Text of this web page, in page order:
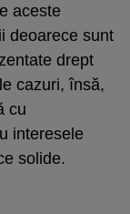
aceste
deoarece sunt
drept
cazuri, însă,
cu
interesele
solide.